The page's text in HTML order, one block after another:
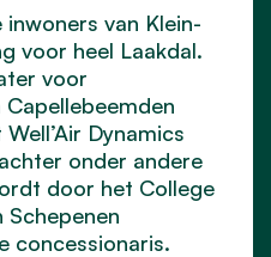
van Klein-
voor heel Laakdal.
voor
Dynamics
onder andere
door het College
Schepenen
concessionaris.